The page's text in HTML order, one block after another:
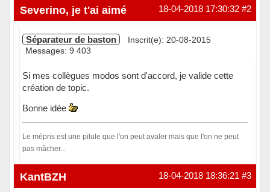
Hors ligne #2
18-04-2018 17:30:32
Severino, je t'ai aimé
Séparateur de baston
Inscrit(e): 20-08-2015
Messages: 9 403
Si mes collègues modos sont d'accord, je valide cette
création de topic.
Bonne idée
Le mépris est une pilule que l'on peut avaler mais que l'on ne peut
pas mâcher...
Hors ligne #3
18-04-2018 18:36:21
KantBZH